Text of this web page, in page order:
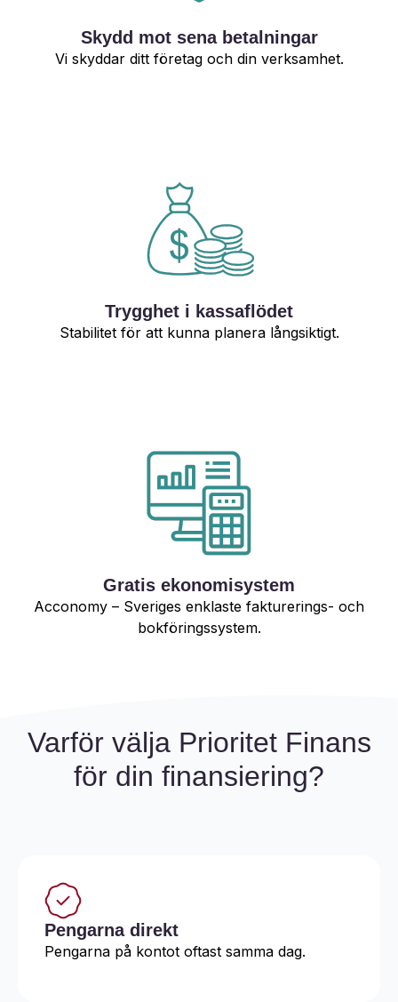
Skydd mot sena betalningar
Vi skyddar ditt företag och din verksamhet.
Trygghet i kassaflödet
Stabilitet för att kunna planera långsiktigt.
Gratis ekonomisystem
Acconomy – Sveriges enklaste fakturerings- och
bokföringssystem.
Varför välja Prioritet Finans
för din finansiering?
Pengarna direkt
Pengarna på kontot oftast samma dag.